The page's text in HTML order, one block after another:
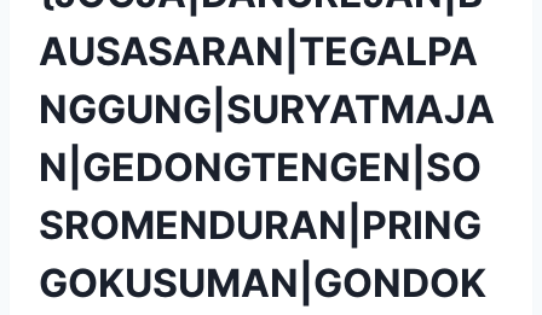
AUSASARAN|TEGALPA
NGGUNG|SURYATMAJA
N|GEDONGTENGEN|SO
SROMENDURAN|PRING
GOKUSUMAN|GONDOK